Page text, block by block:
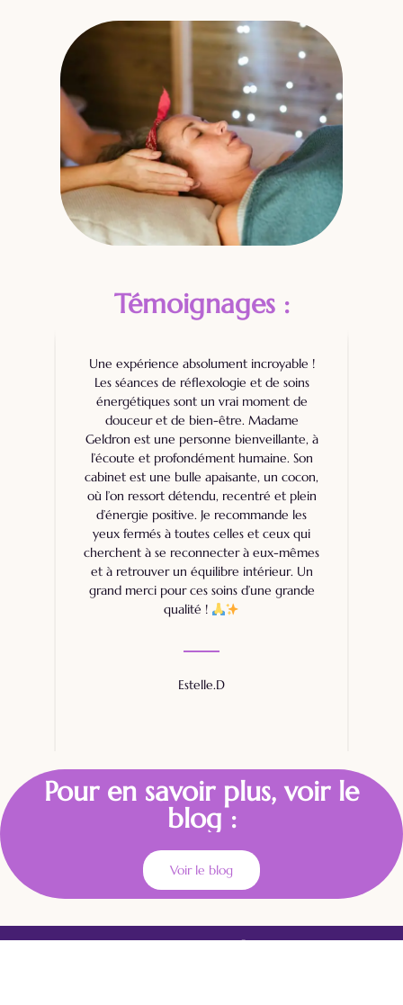
Témoignages :
Une expérience absolument incroyable !
Les séances de réflexologie et de soins
énergétiques sont un vrai moment de
douceur et de bien-être. Madame
Geldron est une personne bienveillante, à
l’écoute et profondément humaine. Son
cabinet est une bulle apaisante, un cocon,
où l’on ressort détendu, recentré et plein
d’énergie positive. Je recommande les
yeux fermés à toutes celles et ceux qui
cherchent à se reconnecter à eux-mêmes
et à retrouver un équilibre intérieur. Un
grand merci pour ces soins d’une grande
qualité !
Estelle.D
Pour en savoir plus, voir le
blog :
Voir le blog
Liens rapides
Note